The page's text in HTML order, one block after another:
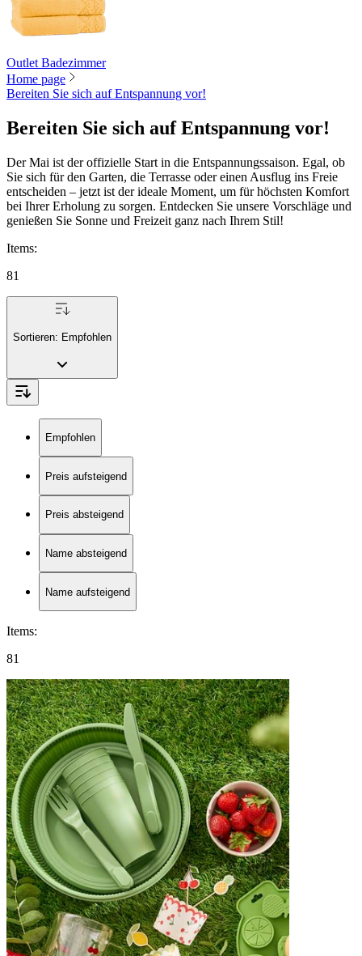
Outlet Badezimmer
Home page
Bereiten Sie sich auf Entspannung vor!
Bereiten Sie sich auf Entspannung vor!
Der Mai ist der offizielle Start in die Entspannungssaison. Egal, ob
Sie sich für den Garten, die Terrasse oder einen Ausflug ins Freie
entscheiden – jetzt ist der ideale Moment, um für höchsten Komfort
bei Ihrer Erholung zu sorgen. Entdecken Sie unsere Vorschläge und
genießen Sie Sonne und Freizeit ganz nach Ihrem Stil!
Items:
81
Sortieren: Empfohlen
Empfohlen
Preis aufsteigend
Preis absteigend
Name absteigend
Name aufsteigend
Items:
81